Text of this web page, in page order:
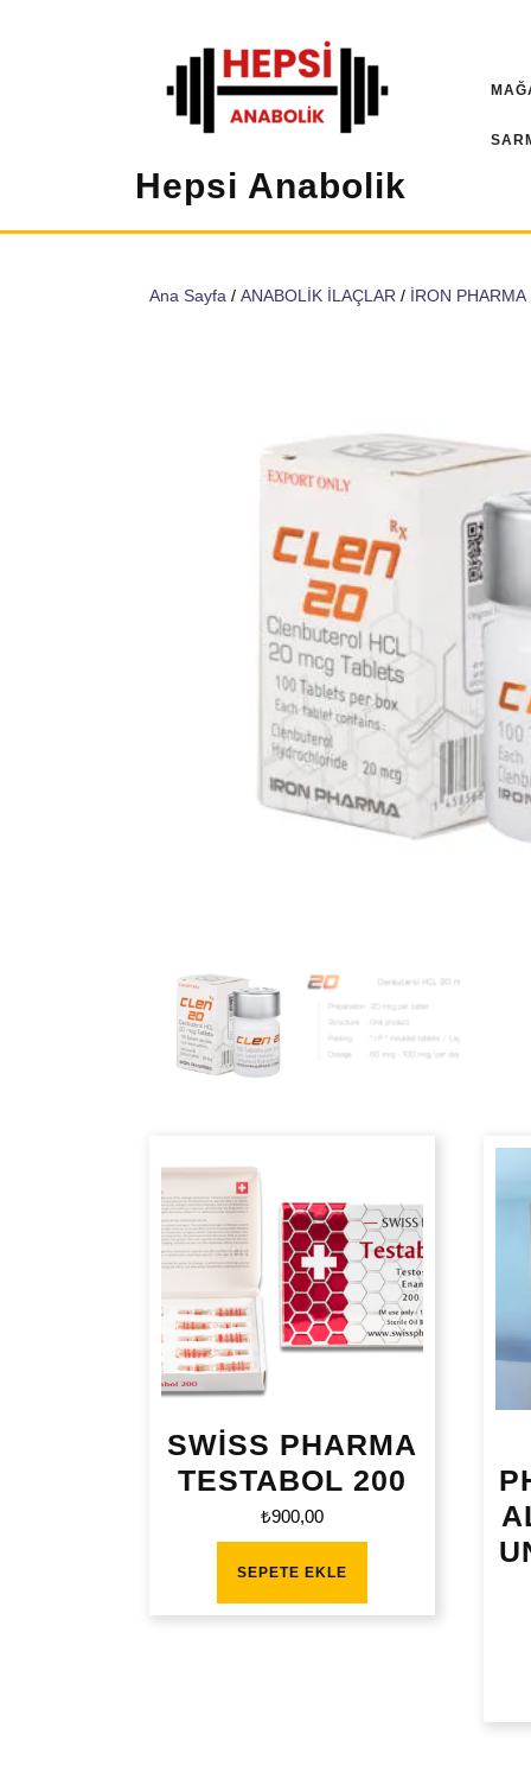
Hepsi Anabolik
Ana Sayfa / ANABOLİK İLAÇLAR / İRON PHARMA
SWİSS PHARMA
TESTABOL 200
₺900,00
SEPETE EKLE